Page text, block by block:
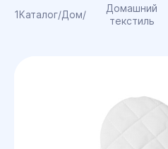
1Каталог/Дом/
Домашний
текстиль